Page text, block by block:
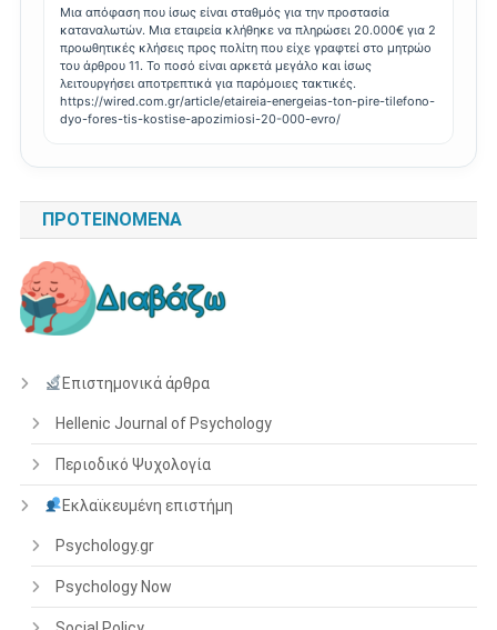
Μια απόφαση που ίσως είναι σταθμός για την προστασία
καταναλωτών. Μια εταιρεία κλήθηκε να πληρώσει 20.000€ για 2
προωθητικές κλήσεις προς πολίτη που είχε γραφτεί στο μητρώο
του άρθρου 11. Το ποσό είναι αρκετά μεγάλο και ίσως
λειτουργήσει αποτρεπτικά για παρόμοιες τακτικές.
https://wired.com.gr/article/etaireia-energeias-ton-pire-tilefono-
dyo-fores-tis-kostise-apozimiosi-20-000-evro/
ΠΡΟΤΕΙΝΌΜΕΝΑ
Επιστημονικά άρθρα
Hellenic Journal of Psychology
Περιοδικό Ψυχολογία
Εκλαϊκευμένη επιστήμη
Psychology.gr
Psychology Now